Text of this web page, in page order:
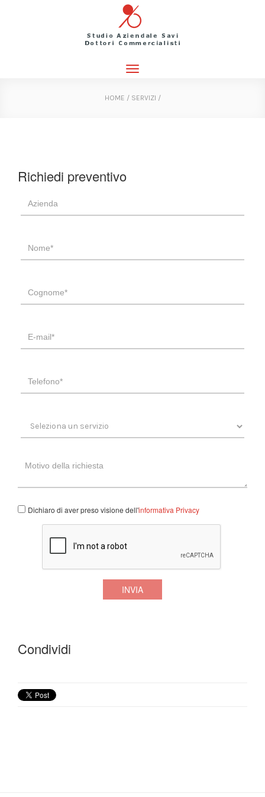
Toggle
HOME / SERVIZI /
Richiedi preventivo
Dichiaro di aver preso visione dell'informativa Privacy
INVIA
Condividi